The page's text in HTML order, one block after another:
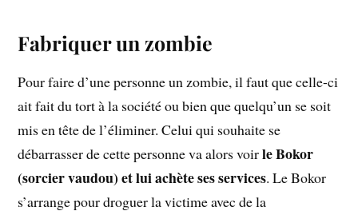
Fabriquer un zombie
Pour faire d’une personne un zombie, il faut que celle-ci
ait fait du tort à la société ou bien que quelqu’un se soit
mis en tête de l’éliminer. Celui qui souhaite se
débarrasser de cette personne va alors voirle Bokor
(sorcier vaudou) et lui achète ses services. Le Bokor
s’arrange pour droguer la victime avec de la